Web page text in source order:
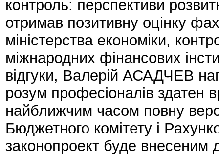
контроль: перспективи
отримав позитивну оцінку
міністерства економіки,
міжнародних фінансових
відгуки, Валерій АСАДЧЕВ
розум професіоналів здатен
найближчим часом повну
Бюджетного комітету і
законопроект буде внесеним